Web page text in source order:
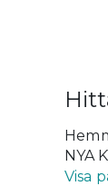
NYA
Visa